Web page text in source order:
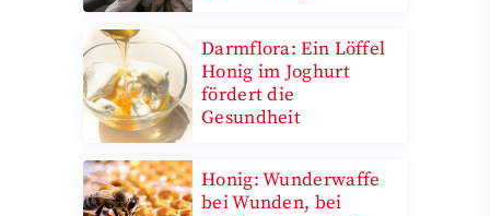
Darmflora: Ein Löffel
Honig im Joghurt
fördert die
Gesundheit
Honig: Wunderwaffe
bei Wunden, bei